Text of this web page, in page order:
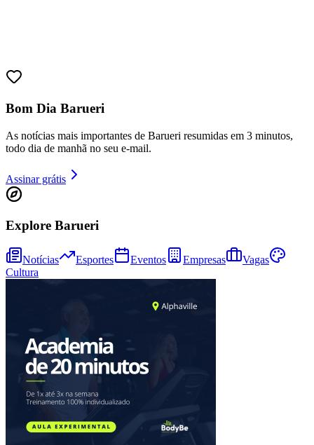
Juventude
Bom Dia Barueri
As notícias mais importantes de Barueri resumidas em 3 minutos,
todo dia de manhã no seu e-mail.
Assinar grátis
Explore Barueri
Notícias Esportes Eventos Empresas
Vagas
Cultura